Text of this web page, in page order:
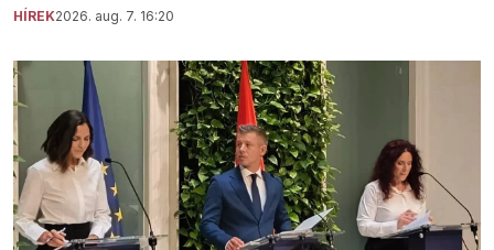
HÍREK2026. aug. 7. 16:20